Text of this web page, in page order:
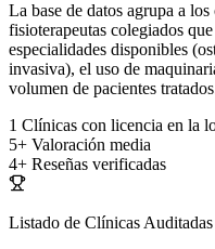
La base de datos agrupa a
fisioterapeutas colegiados
especialidades disponibles
invasiva), el uso de
volumen de pacientes
1 Clínicas con licencia en la
5+ Valoración media
4+ Reseñas verificadas
Listado de Clínicas Auditadas